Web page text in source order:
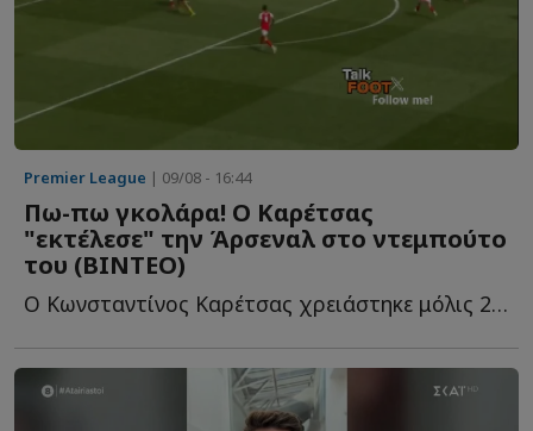
Premier League | 09/08 - 16:44
Πω-πω γκολάρα! Ο Καρέτσας
"εκτέλεσε" την Άρσεναλ στο ντεμπούτο
του (ΒΙΝΤΕΟ)
Ο Κωνσταντίνος Καρέτσας χρειάστηκε μόλις 29 λεπτά στο ν...